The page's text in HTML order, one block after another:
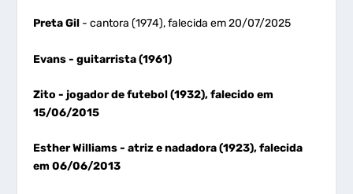
Preta Gil - cantora (1974), falecida em 20/07/2025
Evans- guitarrista (1961)
Zito- jogador de futebol (1932), falecido em
15/06/2015
Esther Williams- atriz e nadadora (1923), falecida
em 06/06/2013